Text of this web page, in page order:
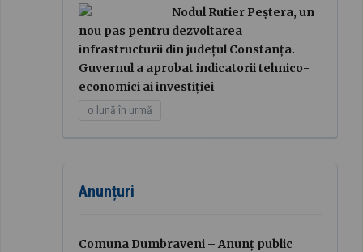
Nodul Rutier Peștera, un
nou pas pentru dezvoltarea
infrastructurii din județul Constanța.
Guvernul a aprobat indicatorii tehnico-
economici ai investiției
o lună în urmă
Anunțuri
Comuna Dumbraveni – Anunț public